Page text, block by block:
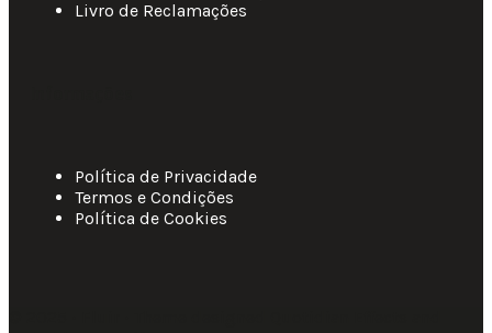
Livro de Reclamações
Política de Privacidade
Termos e Condições
Política de Cookies